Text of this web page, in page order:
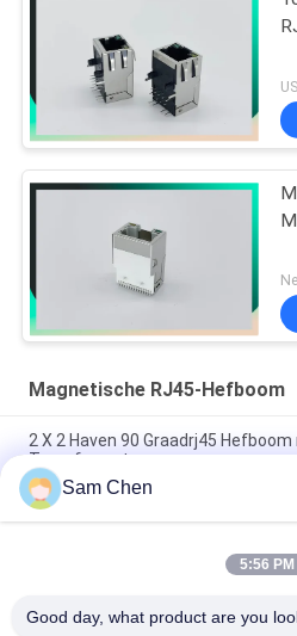
Magnetische RJ45-Hefboom
2 X 2 Haven 90 Graadrj45
Transformator
PBT Ethernet RJ45 Jack RMA-
Mbps 10/100/1000
90 graad Magnetische RJ45 Jack,
Sam Chen
5:56 PM
Good day, what product are you